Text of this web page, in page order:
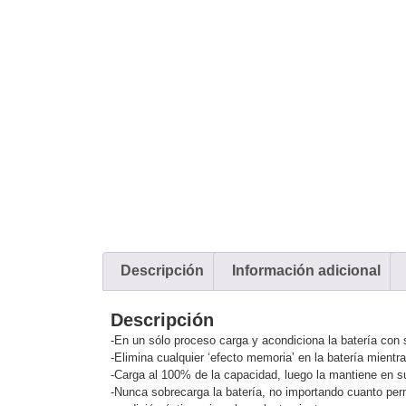
Robots e Industrial
IP MegapixelTurboHD de 4
Monitores Pantallas y
AccesoriosMobiliario de Apoyo
Protección Contra Descargas
Corriente Alterna
Servidores / Almacenamiento
AccesoriosAlmacenamiento
SD / Memorias Micro SD
Descripción Información adicional
Descripción
-En un sólo proceso carga y acondiciona la batería con
-Elimina cualquier ‘efecto memoria’ en la batería
-Carga al 100% de la capacidad, luego la mantiene en
-Nunca sobrecarga la batería, no importando cuanto